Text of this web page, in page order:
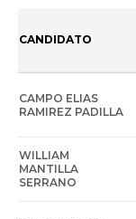
CANDIDATO
CAMPO ELIAS
RAMIREZ PADILLA
WILLIAM
MANTILLA
SERRANO